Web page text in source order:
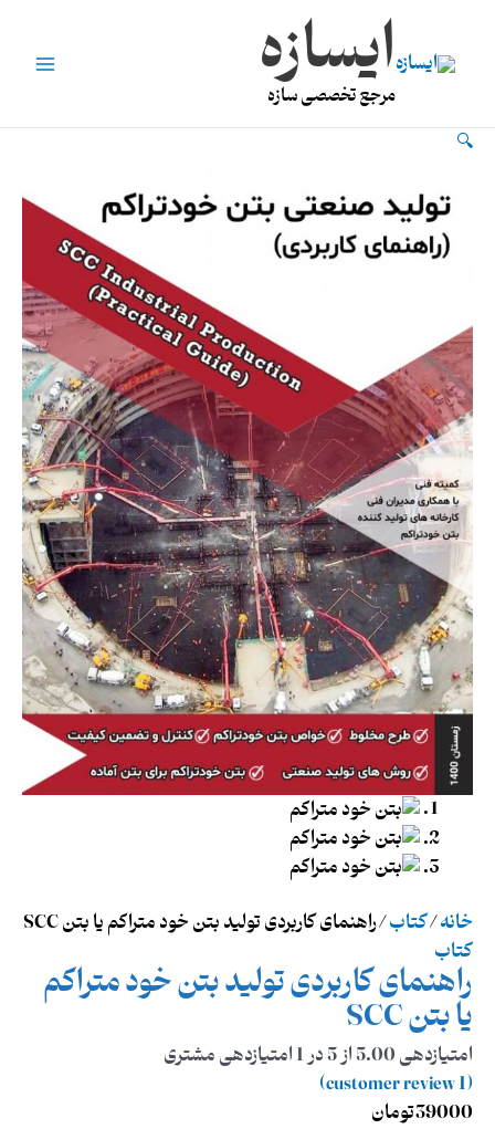
محتوا
ایسازه
مرجع تخصصی سازه
🔍
خانه/کتاب/ راهنمای کاربردی تولید بتن خود متراکم یا بتن SCC
کتاب
راهنمای کاربردی تولید بتن خود متراکم
یا بتن SCC
امتیازدهی5.00از 5 در 1امتیازدهی مشتری
(
1
39000تومان
راهنمای
تولید
بتن
خود
بتن
SCC
عدد